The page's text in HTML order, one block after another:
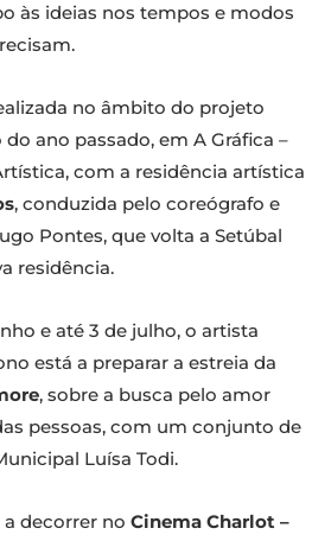
às ideias nos tempos e modos
no âmbito do projeto
ano passado, em A Gráfica –
com a residência artística
, conduzida pelo coreógrafo e
Pontes, que volta a Setúbal
residência.
e até 3 de julho, o artista
está a preparar a estreia da
, sobre a busca pelo amor
pessoas, com um conjunto de
Luísa Todi.
a decorrer no Cinema Charlot –